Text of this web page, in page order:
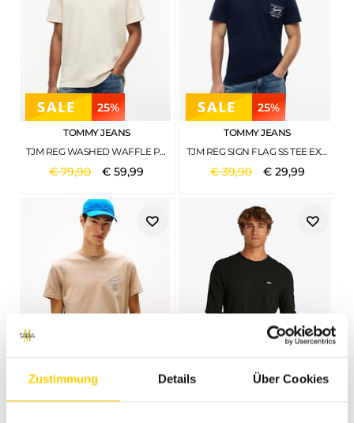
Zustimmung Details Über Cookies
25%
TOMMY JEANS
TJM REG WASHED WAFFLE POLO EXT CALICO
€79,90 €59,99
25%
TOMMY JEANS
TJM REG SIGN FLAG SS TEE EXT DARK NIGHT NAVY
€39,90 € 29,99
25% 46%